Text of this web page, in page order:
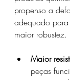
propenso a
adequado
maior robustez.
Maior
peças